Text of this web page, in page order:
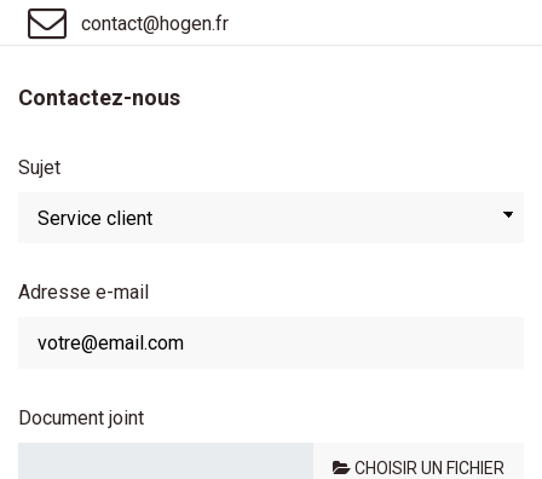
contact@hogen.fr
Contactez-nous
Sujet
Adresse e-mail
Document joint
CHOISIR UN FICHIER